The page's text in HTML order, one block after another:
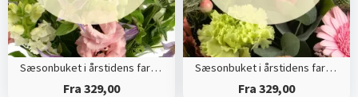
Sæsonbuket i årstidens farver (Høj)
Fra 329,00
Sæsonbuket i årstidens farver (Tæt)
Fra 329,00